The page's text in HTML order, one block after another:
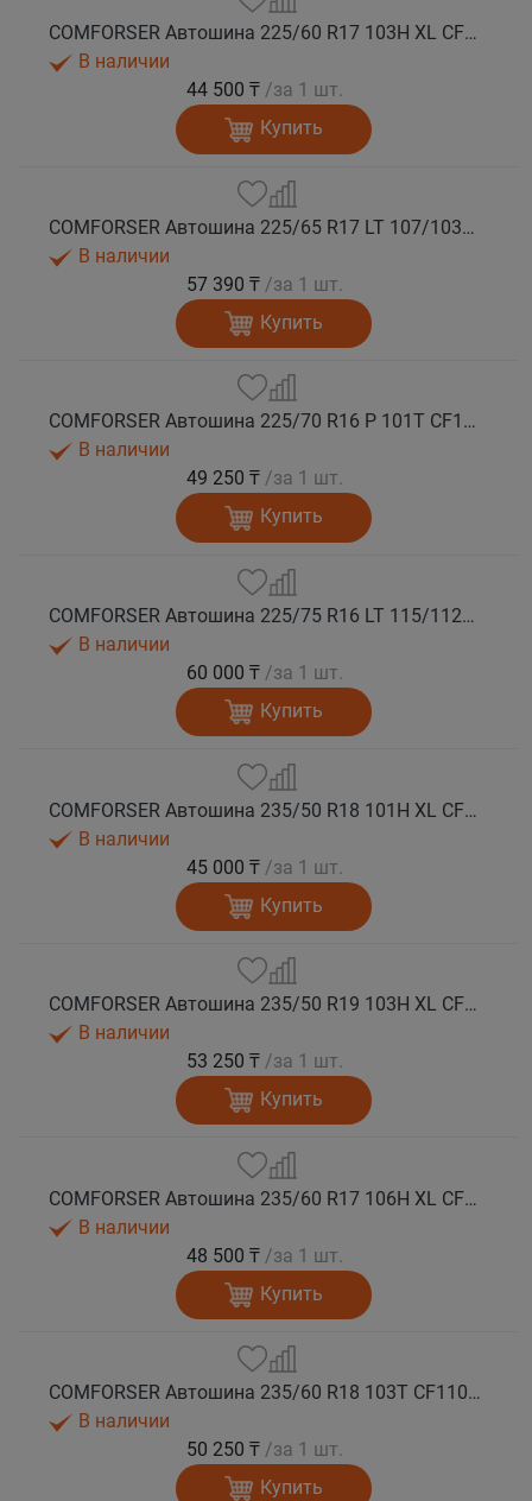
COMFORSER Автошина 225/60 R17 103H XL CF1100 RWL лето
В наличии
44 500 ₸ /за 1 шт.
Купить
COMFORSER Автошина 225/65 R17 LT 107/103S CF1100 8PR RWL лето
В наличии
57 390 ₸ /за 1 шт.
Купить
COMFORSER Автошина 225/70 R16 P 101T CF1100 RWL лето
В наличии
49 250 ₸ /за 1 шт.
Купить
COMFORSER Автошина 225/75 R16 LT 115/112R CF1100 10PR RWL лето
В наличии
60 000 ₸ /за 1 шт.
Купить
COMFORSER Автошина 235/50 R18 101H XL CF1100 RWL лето
В наличии
45 000 ₸ /за 1 шт.
Купить
COMFORSER Автошина 235/50 R19 103H XL CF1100 лето
В наличии
53 250 ₸ /за 1 шт.
Купить
COMFORSER Автошина 235/60 R17 106H XL CF1100 RWL лето
В наличии
48 500 ₸ /за 1 шт.
Купить
COMFORSER Автошина 235/60 R18 103T CF1100 RWL лето
В наличии
50 250 ₸ /за 1 шт.
Купить